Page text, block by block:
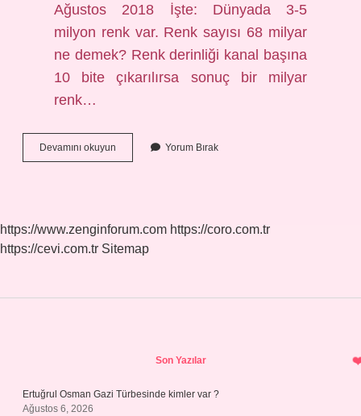
Ağustos 2018 İşte: Dünyada 3-5
milyon renk var. Renk sayısı 68 milyar
ne demek? Renk derinliği kanal başına
10 bite çıkarılırsa sonuç bir milyar
renk…
Devamını okuyun Evrende
Kaç
Yorum Bırak
https://www.zenginforum.com https://coro.com.tr
https://cevi.com.tr Sitemap
Son Yazılar
Ertuğrul Osman Gazi Türbesinde kimler var ?
Ağustos 6, 2026